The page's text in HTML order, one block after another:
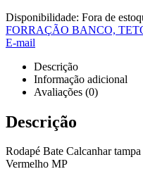
Disponibilidade: Fora de
FORRAÇÃO BANCO,
E-mail
Descrição
Informação adicional
Avaliações (0)
Descrição
Rodapé Bate Calcanhar
Vermelho MP